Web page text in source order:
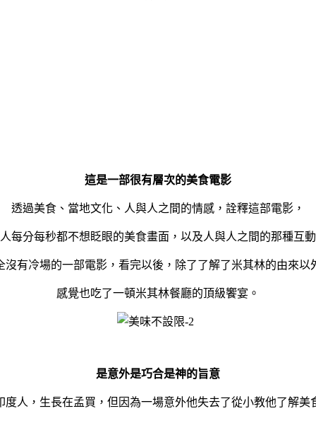
這是一部很有層次的美食電影
透過美食、當地文化、人與人之間的情感，詮釋這部電影，
每分每秒都不想眨眼的美食畫面，以及人與人之間的那種互
沒有冷場的一部電影，看完以後，除了了解了米其林的由來以
感覺也吃了一頓米其林餐廳的頂級饗宴。
是意外是巧合是神的旨意
度人，生長在孟買，但因為一場意外他失去了從小教他了解美